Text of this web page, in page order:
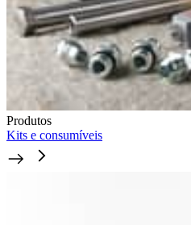
Produtos
Kits e consumíveis